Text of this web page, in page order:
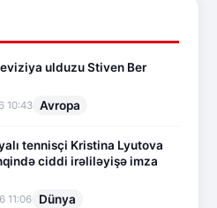
ulduzu Stiven Ber
10:43 Avropa
tennisçi Kristina Lyutova
ciddi irəliləyişə imza
11:06 Dünya